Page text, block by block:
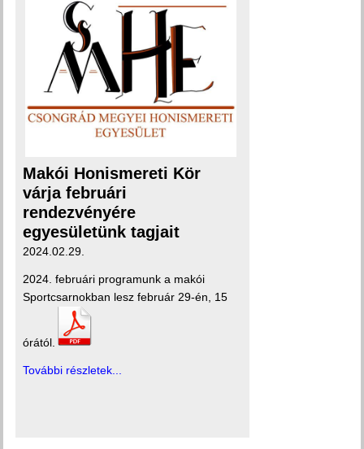
Makói Honismereti Kör
várja februári
rendezvényére
egyesületünk tagjait
2024.02.29.
2024. februári programunk a makói
Sportcsarnokban lesz február 29-én, 15
órától.
További részletek...